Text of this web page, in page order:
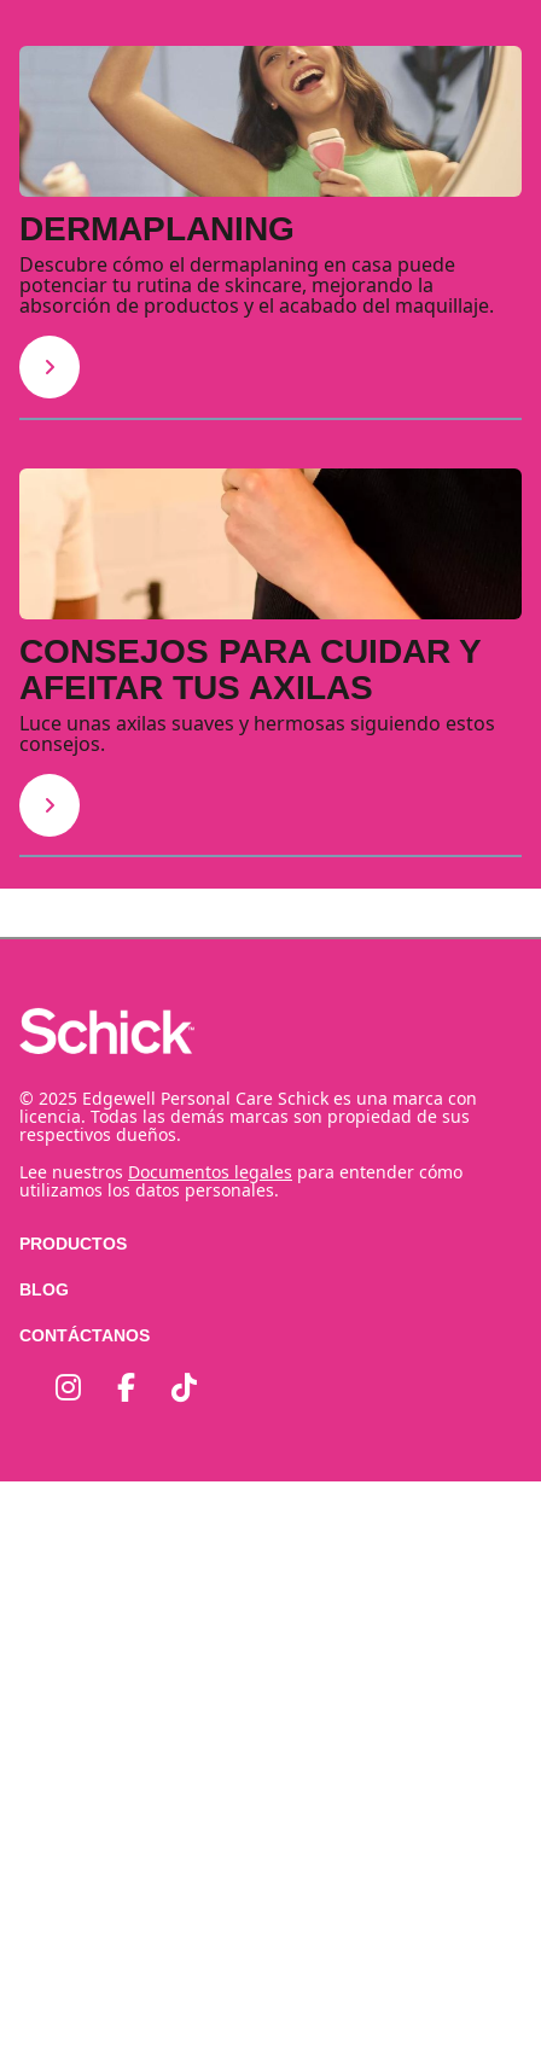
DERMAPLANING
Descubre cómo el dermaplaning en casa puede
potenciar tu rutina de skincare, mejorando la
absorción de productos y el acabado del maquillaje.
CONSEJOS PARA CUIDAR Y
AFEITAR TUS AXILAS
Luce unas axilas suaves y hermosas siguiendo estos
consejos.
© 2025 Edgewell Personal Care Schick es una marca con
licencia. Todas las demás marcas son propiedad de sus
respectivos dueños.
Lee nuestros Documentos legales para entender cómo
utilizamos los datos personales.
PRODUCTOS
BLOG
CONTÁCTANOS